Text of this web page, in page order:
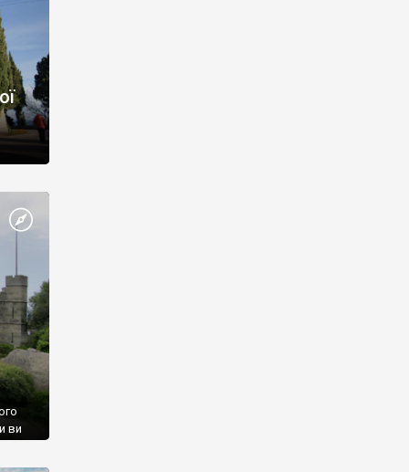
ви